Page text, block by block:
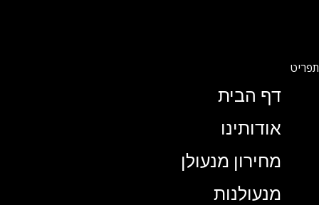
דף הבית
אודותינו
מחירון מנעולן
מנעולנות